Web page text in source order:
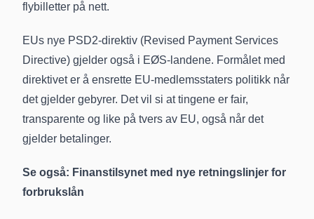
flybilletter på nett.
EUs nye PSD2-direktiv (Revised Payment Services
Directive) gjelder også i EØS-landene. Formålet med
direktivet er å ensrette EU-medlemsstaters politikk når
det gjelder gebyrer. Det vil si at tingene er fair,
transparente og like på tvers av EU, også når det
gjelder betalinger.
Se også: Finanstilsynet med nye retningslinjer for
forbrukslån